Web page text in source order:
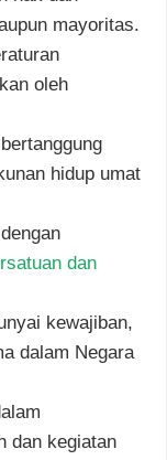
mayoritas.
oleh
hidup umat
dan
kewajiban,
dalam Negara
dan kegiatan